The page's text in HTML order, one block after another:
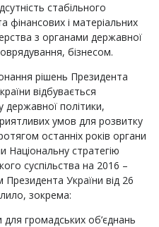
стабільного
фінансових і матеріальних
з органами державної
бізнесом.
рішень Президента
відбувається
політики,
умов для розвитку
останніх років органи
Національну стратегію
суспільства на 2016 –
України від 26
зокрема:
громадських об’єднань